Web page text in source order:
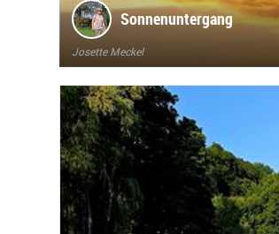
Sonnenuntergang
Josette Meckel